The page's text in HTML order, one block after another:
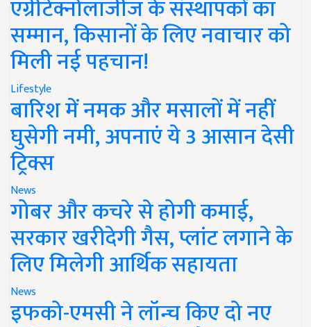
एग्रीटेक्नोलॉजीज के संस्थापकों का
सम्मान, किसानों के लिए नवाचार को
मिली नई पहचान!
Lifestyle
बारिश में नमक और मसालों में नहीं
घुसेगी नमी, अपनाएं ये 3 आसान देसी
ट्रिक्स
News
गोबर और कचरे से होगी कमाई,
सरकार खरीदेगी गैस, प्लांट लगाने के
लिए मिलेगी आर्थिक सहायता
News
इफको-एमसी ने लॉन्च किए दो नए